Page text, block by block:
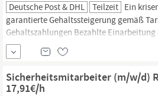
Deutsche Post & DHL Teilzeit Ein
garantierte Gehaltssteigerung gemäß
Gehaltszahlungen Bezahlte Einarbeitung
möglich Kostenlose Ausstattung, wie z.B.
Schutzhandschuhe
Übernahme bei
Positionen möglich Attraktive
Sicherheitsmitarbeiter (m/w/d)
17,91€/h